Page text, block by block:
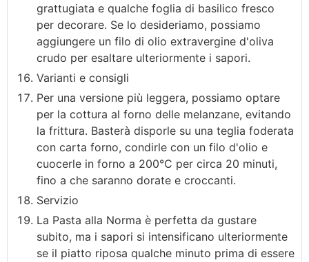
grattugiata e qualche foglia di basilico fresco
per decorare. Se lo desideriamo, possiamo
aggiungere un filo di olio extravergine d'oliva
crudo per esaltare ulteriormente i sapori.
Varianti e consigli
Per una versione più leggera, possiamo optare
per la cottura al forno delle melanzane, evitando
la frittura. Basterà disporle su una teglia foderata
con carta forno, condirle con un filo d'olio e
cuocerle in forno a 200°C per circa 20 minuti,
fino a che saranno dorate e croccanti.
Servizio
La Pasta alla Norma è perfetta da gustare
subito, ma i sapori si intensificano ulteriormente
se il piatto riposa qualche minuto prima di essere